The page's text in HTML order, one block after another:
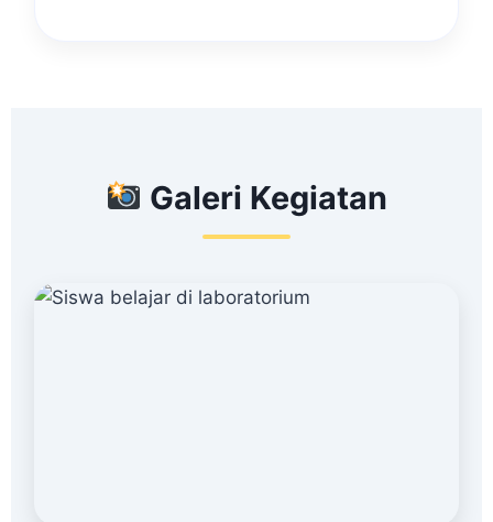
Galeri Kegiatan